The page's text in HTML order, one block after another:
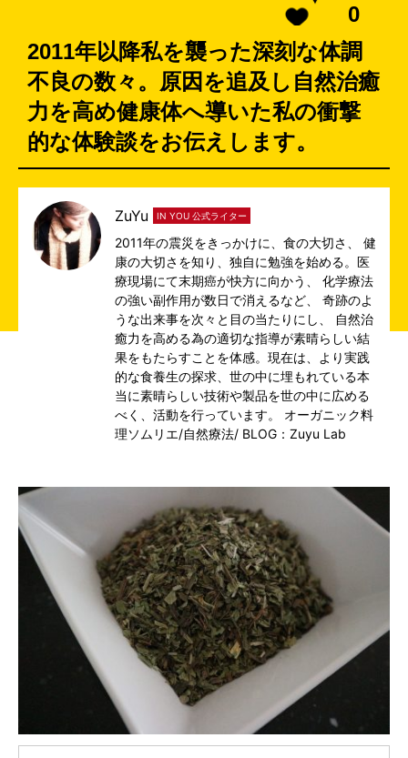
0
2011年以降私を襲った深刻な体調
不良の数々。原因を追及し自然治癒
力を高め健康体へ導いた私の衝撃
的な体験談をお伝えします。
ZuYu IN YOU 公式ライター
2011年の震災をきっかけに、食の大切さ、 健
康の大切さを知り、独自に勉強を始める。医
療現場にて末期癌が快方に向かう、 化学療法
の強い副作用が数日で消えるなど、 奇跡のよ
うな出来事を次々と目の当たりにし、 自然治
癒力を高める為の適切な指導が素晴らしい結
果をもたらすことを体感。現在は、より実践
的な食養生の探求、世の中に埋もれている本
当に素晴らしい技術や製品を世の中に広める
べく、活動を行っています。 オーガニック料
理ソムリエ/自然療法/ BLOG：Zuyu Lab